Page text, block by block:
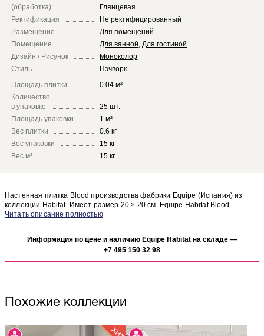
(обработка)
Глянцевая
Ректификация
Не ректифицированный
Размещение
Для помещений
Помещение
Для ванной Для гостиной
Дизайн / Рисунок
Моноколор
Стиль
Пэчворк
Площадь плитки
0.04 м²
Количество
в упаковке
25 шт.
Площадь упаковки
1 м²
Вес плитки
0.6 кг
Вес упаковки
15 кг
Вес м²
15 кг
Настенная плитка Blood производства фабрики Equipe (Испания) из
коллекции Habitat. Имеет размер 20 × 20 см. Equipe Habitat Blood
отлично сочетается с другими элементами коллекции Habitat.
отделке Вашего помещения, закажите бесплатный дизайн-проект с
использованием элементов коллекции Equipe Habitat.
Информация по цене и наличию Equipe Habitat на складе —
+7 495 150 32 98
Похожие коллекции